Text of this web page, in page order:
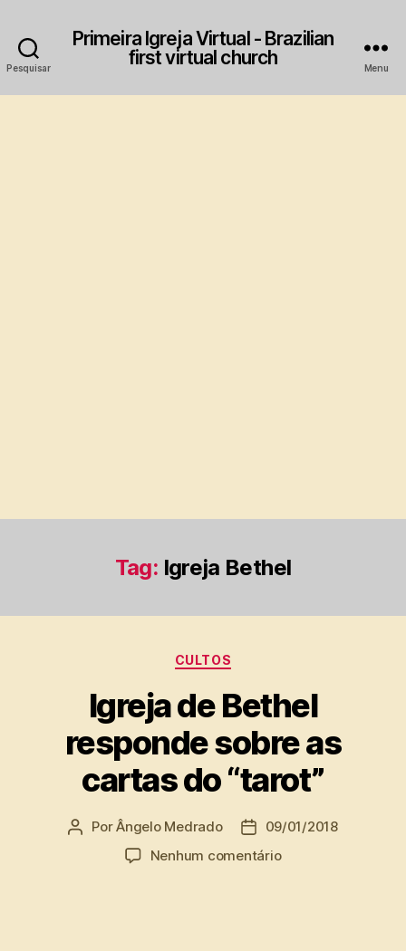
Pesquisar
Primeira Igreja Virtual - Brazilian
first virtual church
Menu
Tag: Igreja Bethel
Categorias
CULTOS
Igreja de Bethel
responde sobre as
cartas do “tarot”
Autor
PorÂngelo Medrado
Data
de
09/01/2018
Nenhum comentárioem